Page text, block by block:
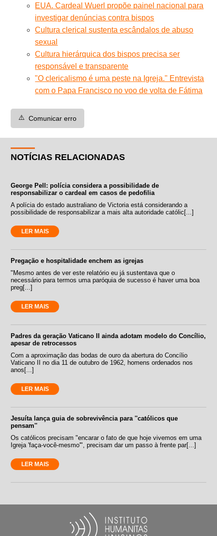
EUA. Cardeal Wuerl propõe painel nacional para
investigar denúncias contra bispos
Cultura clerical sustenta escândalos de abuso
sexual
Cultura hierárquica dos bispos precisa ser
responsável e transparente
"O clericalismo é uma peste na Igreja." Entrevista
com o Papa Francisco no voo de volta de Fátima
⚠️ Comunicar erro
NOTÍCIAS RELACIONADAS
George Pell: polícia considera a possibilidade de
responsabilizar o cardeal em casos de pedofilia
A polícia do estado australiano de Victoria está considerando a
possibilidade de responsabilizar a mais alta autoridade católic[...]
LER MAIS
Pregação e hospitalidade enchem as igrejas
"Mesmo antes de ver este relatório eu já sustentava que o
necessário para termos uma paróquia de sucesso é haver uma boa
preg[...]
LER MAIS
Padres da geração Vaticano II ainda adotam modelo do Concílio,
apesar de retrocessos
Com a aproximação das bodas de ouro da abertura do Concílio
Vaticano II no dia 11 de outubro de 1962, homens ordenados nos
anos[...]
LER MAIS
Jesuíta lança guia de sobrevivência para ''católicos que
pensam''
Os católicos precisam "encarar o fato de que hoje vivemos em uma
Igreja 'faça-você-mesmo'", precisam dar um passo à frente par[...]
LER MAIS